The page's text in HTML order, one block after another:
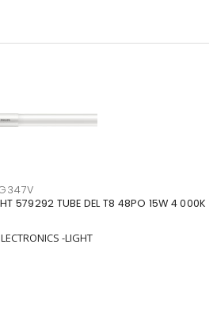
579292 TUBE DEL T8 48PO 15W 4 000K
-LIGHT